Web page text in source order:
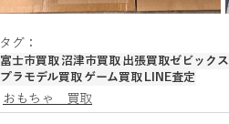
タグ：
富士市買取沼津市買取 出張買取ゼビックス
プラモデル買取 ゲーム買取 LINE査定
おもちゃ 買取